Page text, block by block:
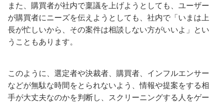
また、購買者が社内で稟議を上げようとしても、ユーザー
が購買者にニーズを伝えようとしても、社内で「いまは上
長が忙しいから、その案件は相談しない方がいいよ」とい
うこともあります。
このように、選定者や決裁者、購買者、インフルエンサー
などが無駄な時間をとられないよう、情報や提案をする相
手が大丈夫なのかを判断し、スクリーニングする人をゲー